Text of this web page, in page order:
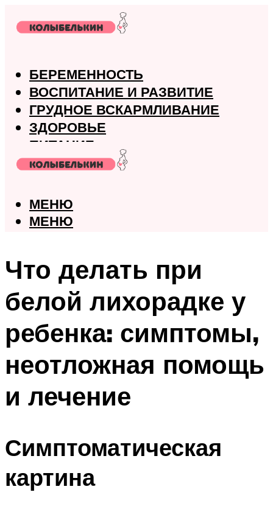
БЕРЕМЕННОСТЬ
ВОСПИТАНИЕ И РАЗВИТИЕ
ГРУДНОЕ ВСКАРМЛИВАНИЕ
ЗДОРОВЬЕ
ПИТАНИЕ
РОДЫ
МЕНЮ
МЕНЮ
Что делать при
белой лихорадке у
ребенка: симптомы,
неотложная помощь
и лечение
Симптоматическая
картина